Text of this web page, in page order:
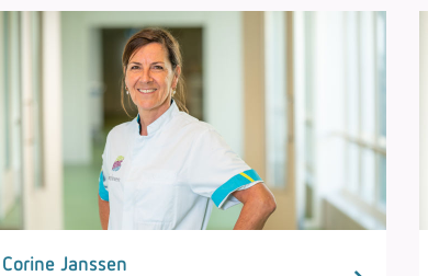
Corine Janssen